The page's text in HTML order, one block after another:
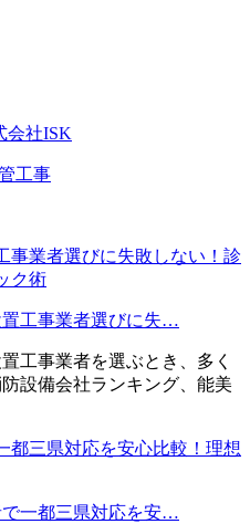
会社ISK
工事
工事業者選びに失…
工事業者を選ぶとき、多く
設備会社ランキング、能美
一都三県対応を安…